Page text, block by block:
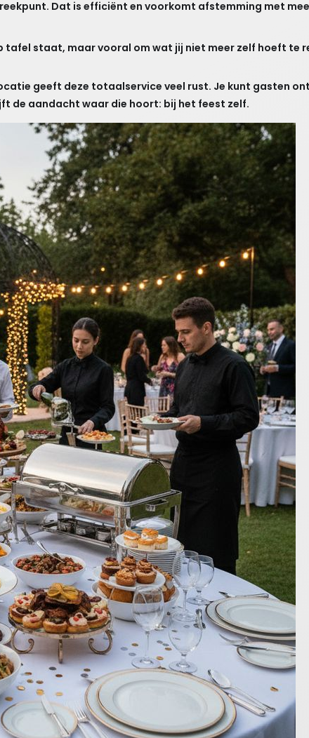
Dat is efficiënt en voorkomt afstemming met
staat, maar vooral om wat jij niet meer zelf hoeft te
geeft deze totaalservice veel rust. Je kunt gasten
de aandacht waar die hoort: bij het feest zelf.